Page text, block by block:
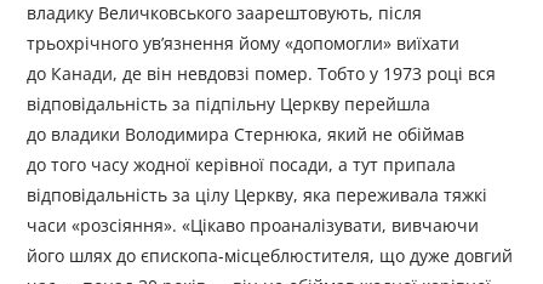
владику Величковського заарештовують, після
трьохрічного ув’язнення йому «допомогли» виїхати
до Канади, де він невдовзі помер. Тобто у 1973 році вся
відповідальність за підпільну Церкву перейшла
до владики Володимира Стернюка, який не обіймав
до того часу жодної керівної посади, а тут припала
відповідальність за цілу Церкву, яка переживала тяжкі
часи «розсіяння». «Цікаво проаналізувати, вивчаючи
його шлях до єпископа-місцеблюстителя, що дуже довгий